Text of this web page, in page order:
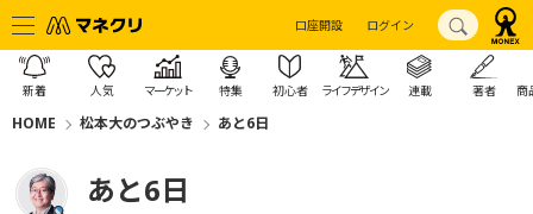
口座開設 ログイン
新着 人気 マーケット 特集 初心者 ライフデザイン 連載 著者 商
HOME 松本大のつぶやき あと6日
あと6日